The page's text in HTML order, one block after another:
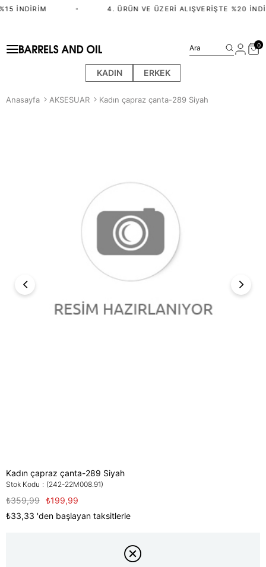
İNDIRIM • 4. ÜRÜN VE ÜZERI ALIŞVERIŞTE %20
KADIN ERKEK
Ara 0
Anasayfa AKSESUAR Kadın çapraz çanta-289 Siyah
Kadın çapraz çanta-289 Siyah
Stok Kodu (242-22M008.91)
₺359,99 ₺199,99
₺33,33 'den başlayan taksitlerle